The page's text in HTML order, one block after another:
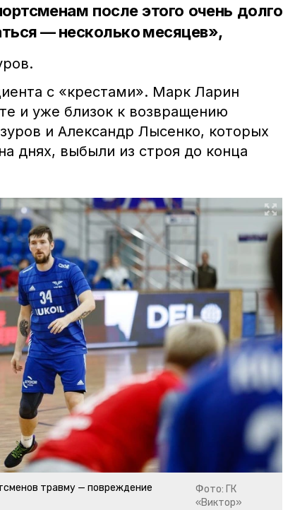
после этого очень долго
— несколько месяцев»,
с «крестами». Марк Ларин
и уже близок к возвращению
и Александр Лысенко, которых
днях, выбыли из строя до конца
травму — повреждение
Фото: ГК
«Виктор»